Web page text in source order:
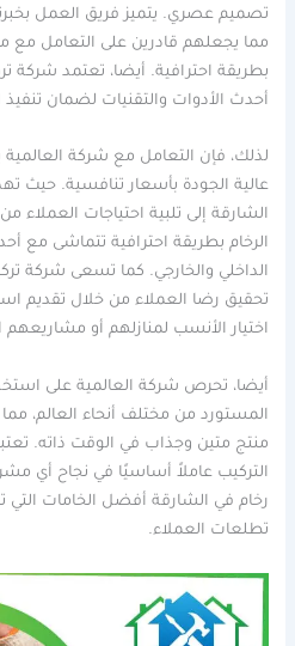
تصميم عصري. يتميز فريق العمل
مما يجعلهم قادرين على التعامل مع
بطريقة احترافية. أيضا، تعتمد شركة
أحدث الأدوات والتقنيات لضمان
لذلك، فإن التعامل مع شركة
عالية الجودة بأسعار تنافسية. حيث
الشارقة إلى تلبية احتياجات العملاء
الرخام بطريقة احترافية تتماشى مع
الداخلي والخارجي. كما تسعى شركة
تحقيق رضا العملاء من خلال تقديم
اختيار الأنسب لمنازلهم أو مشاريعهم
أيضا، تحرص شركة العالمية على
المستورد من مختلف أنحاء العالم،
منتج متين وجذاب في الوقت ذاته.
التركيب عاملاً أساسيًا في نجاح أي
رخام في الشارقة أفضل الخامات التي
تطلعات العملاء.